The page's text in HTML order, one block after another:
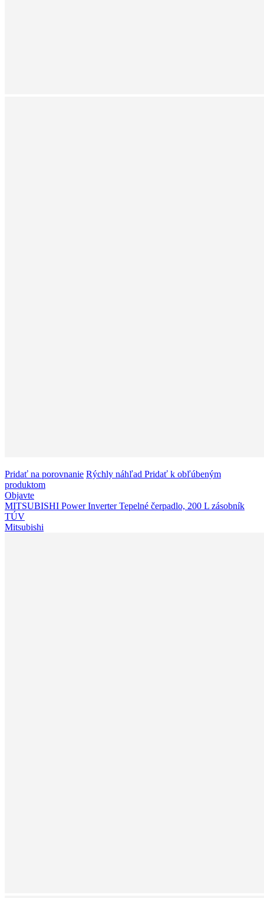
Pridať na porovnanie Rýchly náhľad Pridať k obľúbeným
produktom
Objavte
MITSUBISHI Power Inverter Tepelné čerpadlo, 200 L zásobník
TÚV
Mitsubishi